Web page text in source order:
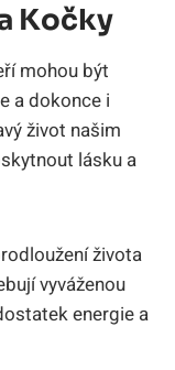
Kočky
mohou být
a dokonce i
život našim
lásku a
života
vyváženou
energie a